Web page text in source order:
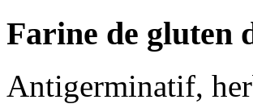
Farine de gluten
Antigerminatif,